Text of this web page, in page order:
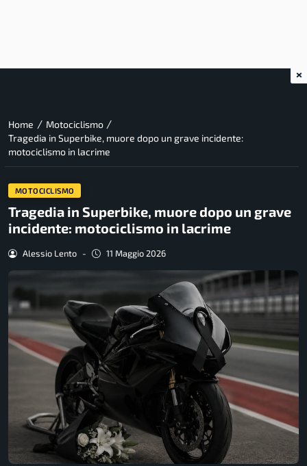
Home / Motociclismo /
Tragedia in Superbike, muore dopo un grave incidente:
motociclismo in lacrime
MOTOCICLISMO
Tragedia in Superbike, muore dopo un grave
incidente: motociclismo in lacrime
Alessio Lento - 11 Maggio 2026
×